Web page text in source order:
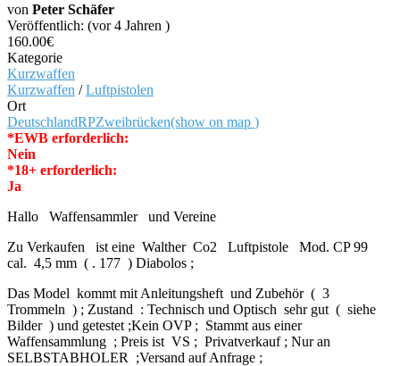
von Peter Schäfer
Veröffentlich: (vor 4 Jahren )
160.00€
Kategorie
Kurzwaffen
Kurzwaffen /Luftpistolen
Ort
DeutschlandRPZweibrücken(show on map )
*EWB erforderlich:
Nein
*18+ erforderlich:
Ja
Hallo Waffensammler und Vereine
Zu Verkaufen ist eine Walther Co2 Luftpistole Mod. CP 99
cal. 4,5 mm ( . 177 ) Diabolos ;
Das Model kommt mit Anleitungsheft und Zubehör ( 3
Trommeln ) ; Zustand : Technisch und Optisch sehr gut ( siehe
Bilder ) und getestet ;Kein OVP ; Stammt aus einer
Waffensammlung ; Preis ist VS ; Privatverkauf ; Nur an
SELBSTABHOLER ;Versand auf Anfrage ;